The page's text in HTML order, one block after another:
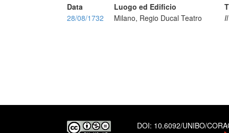
Data Luogo ed Edificio
28/08/1732
Milano, Regio Ducal Teatro
DOI: 10.6092/UNIBO/